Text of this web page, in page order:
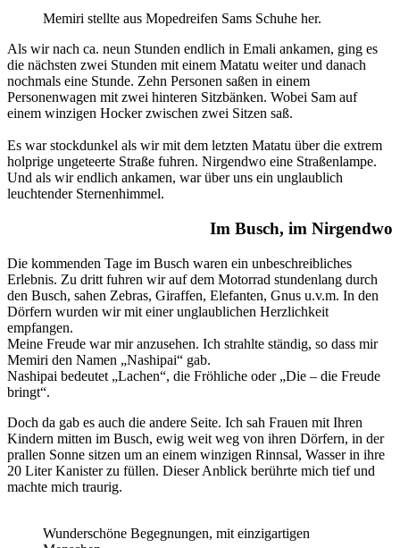
Memiri stellte aus Mopedreifen Sams Schuhe her.
Als wir nach ca. neun Stunden endlich in Emali ankamen, ging es
die nächsten zwei Stunden mit einem Matatu weiter und danach
nochmals eine Stunde. Zehn Personen saßen in einem
Personenwagen mit zwei hinteren Sitzbänken. Wobei Sam auf
einem winzigen Hocker zwischen zwei Sitzen saß.
Es war stockdunkel als wir mit dem letzten Matatu über die extrem
holprige ungeteerte Straße fuhren. Nirgendwo eine Straßenlampe.
Und als wir endlich ankamen, war über uns ein unglaublich
leuchtender Sternenhimmel.
Im Busch, im Nirgendwo
Die kommenden Tage im Busch waren ein unbeschreibliches
Erlebnis. Zu dritt fuhren wir auf dem Motorrad stundenlang durch
den Busch, sahen Zebras, Giraffen, Elefanten, Gnus u.v.m. In den
Dörfern wurden wir mit einer unglaublichen Herzlichkeit
empfangen.
Meine Freude war mir anzusehen. Ich strahlte ständig, so dass mir
Memiri den Namen „Nashipai“ gab.
Nashipai bedeutet „Lachen“, die Fröhliche oder „Die – die Freude
bringt“.
Doch da gab es auch die andere Seite. Ich sah Frauen mit Ihren
Kindern mitten im Busch, ewig weit weg von ihren Dörfern, in der
prallen Sonne sitzen um an einem winzigen Rinnsal, Wasser in ihre
20 Liter Kanister zu füllen. Dieser Anblick berührte mich tief und
machte mich traurig.
Wunderschöne Begegnungen, mit einzigartigen